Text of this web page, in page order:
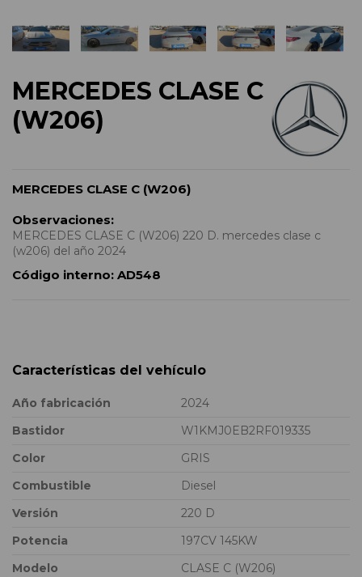
MERCEDES CLASE C
(W206)
MERCEDES CLASE C (W206)
Observaciones:
MERCEDES CLASE C (W206) 220 D. mercedes clase c
(w206) del año 2024
Código interno: AD548
Características del vehículo
Año fabricación
2024
Bastidor
W1KMJ0EB2RF019335
Color
GRIS
Combustible
Diesel
Versión
220 D
Potencia
197CV 145KW
Modelo
CLASE C (W206)